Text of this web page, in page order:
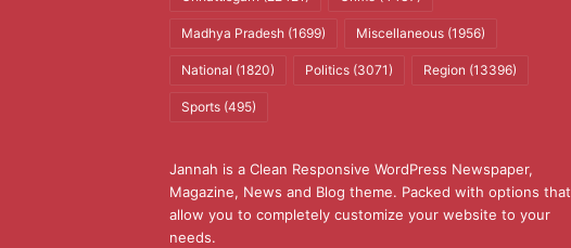
Madhya Pradesh(1699) Miscellaneous(1956)
National (1820) Politics(3071) Region (13396)
Sports(495)
Jannah is a Clean Responsive WordPress Newspaper,
Magazine, News and Blog theme. Packed with options that
allow you to completely customize your website to your
needs.